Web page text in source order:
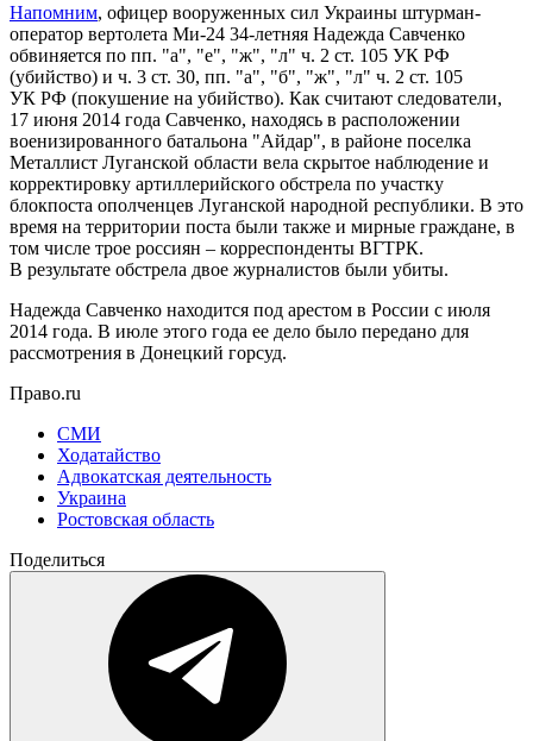
Напомним, офицер вооруженных сил Украины штурман-
оператор вертолета Ми-24 34-летняя Надежда Савченко
обвиняется по пп. "а", "е", "ж", "л" ч. 2 ст. 105 УК РФ
(убийство) и ч. 3 ст. 30, пп. "а", "б", "ж", "л" ч. 2 ст. 105
УК РФ (покушение на убийство). Как считают следователи,
17 июня 2014 года Савченко, находясь в расположении
военизированного батальона "Айдар", в районе поселка
Металлист Луганской области вела скрытое наблюдение и
корректировку артиллерийского обстрела по участку
блокпоста ополченцев Луганской народной республики. В это
время на территории поста были также и мирные граждане, в
том числе трое россиян – корреспонденты ВГТРК.
В результате обстрела двое журналистов были убиты.
Надежда Савченко находится под арестом в России с июля
2014 года. В июле этого года ее дело было передано для
рассмотрения в Донецкий горсуд.
Право.ru
СМИ
Ходатайство
Адвокатская деятельность
Украина
Ростовская область
Поделиться